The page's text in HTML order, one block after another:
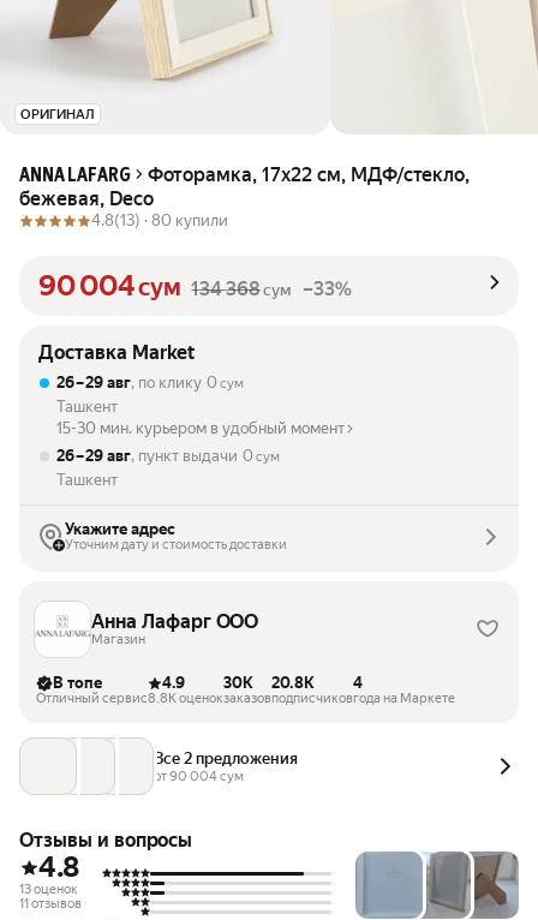
ОРИГИНАЛ
ANNA LAFARG
Фоторамка, 17х22 см, МДФ/стекло,
бежевая, Deco
4.8(13) · 80 купили
90 004сум 134 368сум –33%
Доставка Market
26 – 29 авг, по клику 0 сум
Ташкент
15-30 мин. курьером в удобный момент
26 – 29 авг, пункт выдачи 0 сум
Ташкент
Укажите адрес
Уточним дату и стоимость доставки
Анна Лафарг ООО
Магазин
В топе
Отличный сервис
4.9
8.8K оценок
30K
заказов
20.8K
подписчиков
4
года на Маркете
Все 2 предложения
от 90 004 сум
Отзывы и вопросы
4.8
13 оценок
11 отзывов